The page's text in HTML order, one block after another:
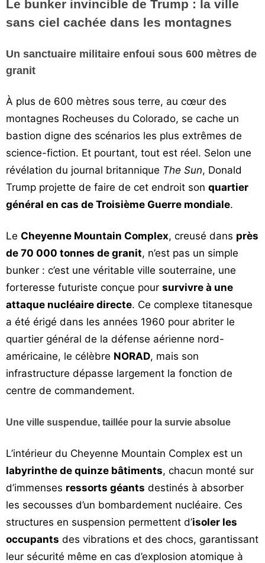
chroniques
Les
bonnes
Le bunker invincible de Trump : la ville
sans ciel cachée dans les montagnes
Un sanctuaire militaire enfoui sous 600 mètres de
granit
À plus de 600 mètres sous terre, au cœur des
montagnes Rocheuses du Colorado, se cache un
bastion digne des scénarios les plus extrêmes de
science-fiction. Et pourtant, tout est réel. Selon une
révélation du journal britannique The Sun, Donald
Trump projette de faire de cet endroit son quartier
général en cas de Troisième Guerre mondiale.
Le Cheyenne Mountain Complex, creusé dans près
de 70 000 tonnes de granit, n’est pas un simple
bunker : c’est une véritable ville souterraine, une
forteresse futuriste conçue pour survivre à une
attaque nucléaire directe. Ce complexe titanesque
a été érigé dans les années 1960 pour abriter le
quartier général de la défense aérienne nord-
américaine, le célèbre NORAD, mais son
infrastructure dépasse largement la fonction de
centre de commandement.
Une ville suspendue, taillée pour la survie absolue
L’intérieur du Cheyenne Mountain Complex est un
labyrinthe de quinze bâtiments, chacun monté sur
d’immenses ressorts géants destinés à absorber
les secousses d’un bombardement nucléaire. Ces
structures en suspension permettent d’isoler les
occupants des vibrations et des chocs, garantissant
leur sécurité même en cas d’explosion atomique à